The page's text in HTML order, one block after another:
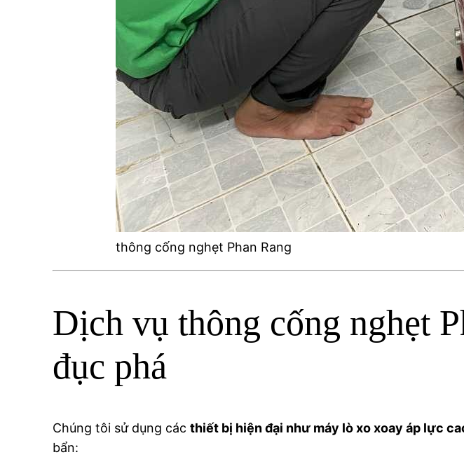
thông cống nghẹt Phan Rang
Dịch vụ thông cống nghẹt
đục phá
Chúng tôi sử dụng cácthiết bị hiện đại như máy lò xo xoay áp lực
bẩn: